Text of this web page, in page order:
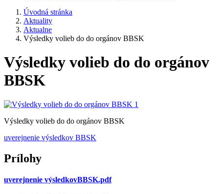
Úvodná stránka
Aktuality
Aktualne
Výsledky volieb do do orgánov BBSK
Výsledky volieb do do orgánov
BBSK
Výsledky volieb do do orgánov BBSK
uverejnenie výsledkov BBSK
Prílohy
uverejnenie výsledkovBBSK.pdf